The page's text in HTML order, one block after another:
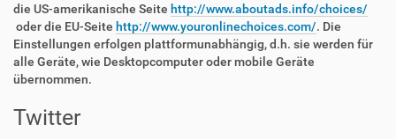
die US-amerikanische Seite http://www.aboutads.info/choices/
oder die EU-Seite http://www.youronlinechoices.com/. Die
Einstellungen erfolgen plattformunabhängig, d.h. sie werden für
alle Geräte, wie Desktopcomputer oder mobile Geräte
übernommen.
Twitter